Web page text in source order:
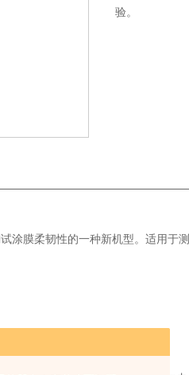
验。
涂膜柔韧性的一种新机型。适用